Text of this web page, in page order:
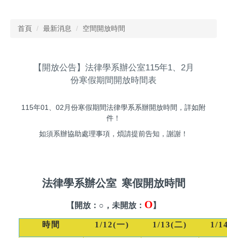
首頁 最新消息 空間開放時間
【開放公告】法律學系辦公室115年1、2月
份寒假期間開放時間表
115年01、02月份寒假期間法律學系系辦開放時間，詳如附
件！
如須系辦協助處理事項，煩請提前告知，謝謝！
法律學系辦公室 寒假開放時間
【開放：○，未開放： O】
時間 1/12(一) 1/13(二) 1/